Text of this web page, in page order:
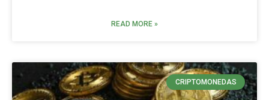
READ MORE »
CRIPTOMONEDAS